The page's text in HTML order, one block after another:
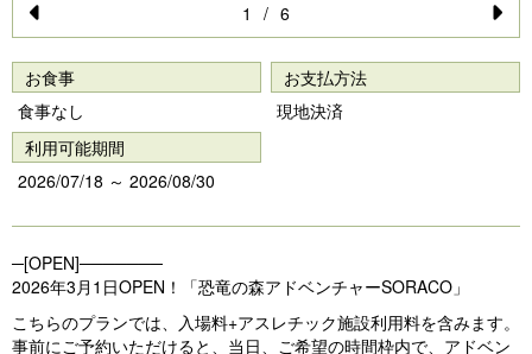
Pr
e
vi
o
u
s
N
1 / 6
お食事
食事なし
お支払方法
現地決済
利用可能期間
2026/07/18 ～ 2026/08/30
─[OPEN]───────
2026年3月1日OPEN！「恐竜の森アドベンチャーSORACO」
こちらのプランでは、入場料+アスレチック施設利用料を含みます。
事前にご予約いただけると、当日、ご希望の時間枠内で、アドベン